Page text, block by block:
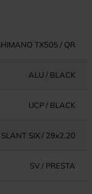
TX505 / QR
ALU / BLACK
UCP / BLACK
SIX / 29x2.20
SV / PRESTA